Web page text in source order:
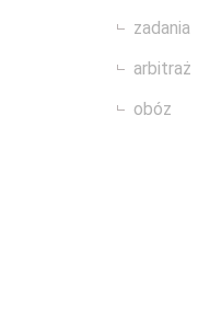
zadania
arbitraż
obóz